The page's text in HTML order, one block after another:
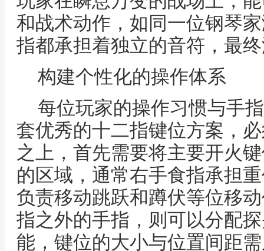
和战术动作，如同一位钢琴
指都承担着独立的音符，最
构建个性化的操作体系
每位玩家的操作习惯与手
套优秀的十二指键位方案，
之上，首先需要将主要开火
的区域，通常右手食指承担
负责移动跳跃和蹲伏等位移
指之外的手指，则可以分配
能，键位的大小与位置间距